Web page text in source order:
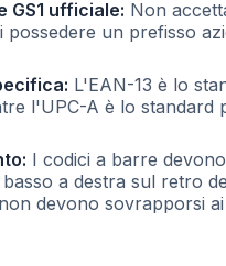
GS1 ufficiale: Non
possedere un prefisso
L'EAN-13 è lo
l'UPC-A è lo standard
I codici a barre
a destra sul retro
devono sovrapporsi